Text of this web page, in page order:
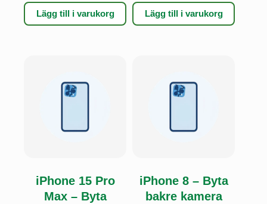
Lägg till i varukorg Lägg till i varukorg
iPhone 15 Pro
Max – Byta
iPhone 8 – Byta
bakre kamera